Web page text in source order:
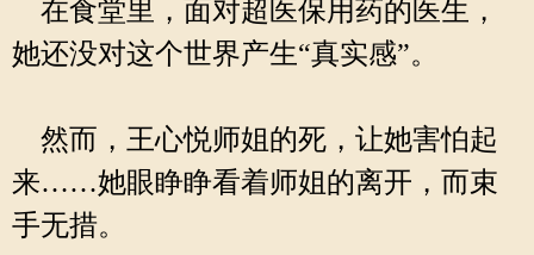
在食堂里，面对超医保用药的医生，
她还没对这个世界产生“真实感”。
然而，王心悦师姐的死，让她害怕起
来……她眼睁睁看着师姐的离开，而束
手无措。